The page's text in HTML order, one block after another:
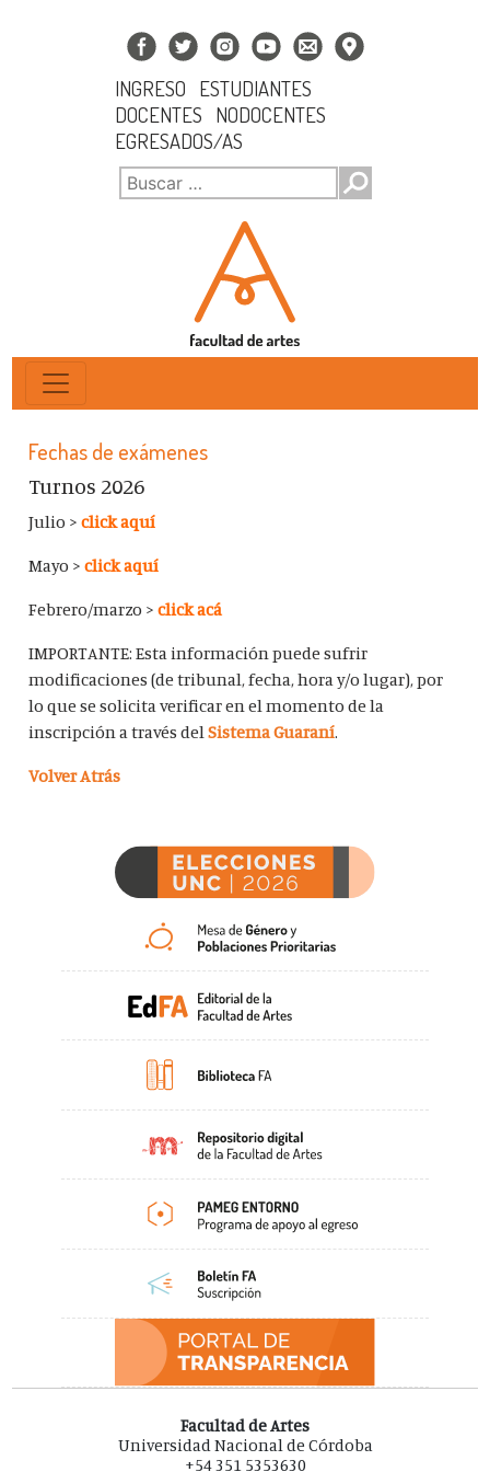
INGRESO
ESTUDIANTES
DOCENTES
NODOCENTES
EGRESADOS/AS
Fechas de exámenes
Turnos 2026
Julio >click aquí
Mayo >click aquí
Febrero/marzo > click acá
IMPORTANTE: Esta información puede sufrir
modificaciones (de tribunal, fecha, hora y/o lugar), por
lo que se solicita verificar en el momento de la
inscripción a través delSistema Guaraní.
Volver Atrás
Facultad de Artes
Universidad Nacional de Córdoba
+54 351 5353630